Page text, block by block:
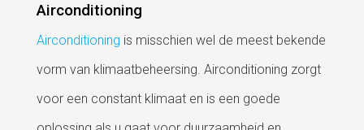
Airconditioning
Airconditioning is misschien wel de meest bekende
vorm van klimaatbeheersing. Airconditioning zorgt
voor een constant klimaat en is een goede